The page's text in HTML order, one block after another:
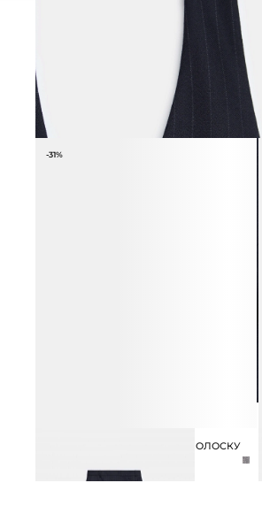
ВЕСЬ ОБРАЗ
-31%
ЮБКА МИДИ ИЗ ШЕРСТИ В ПОЛОСКУ